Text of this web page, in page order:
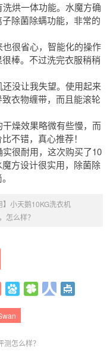
烘一体功能。水魔方确
除菌除螨功能，非常的
很省心，智能化的操作
棒。不过洗完衣服稍稍
没让我失望。使用起来
衣物缠带，而且能滚轮
燥效果略微有些慢，而
不错，真心推荐！
很耐用，这次购买了10
方设计很实用，除菌除
】小天鹅10KG洗衣机
怎么样？
测怎么样？